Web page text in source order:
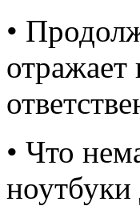
•
отражает
• Что